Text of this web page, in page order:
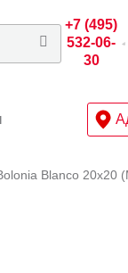
+7 (495)
532-06-
30
Blanco 20х20